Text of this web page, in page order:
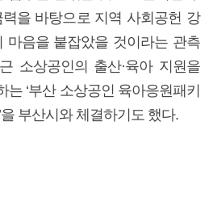
을 바탕으로 지역 사회공헌 강
마음을 붙잡았을 것이라는 관측
소상공인의 출산·육아 지원을
는 ‘부산 소상공인 육아응원패키
부산시와 체결하기도 했다.